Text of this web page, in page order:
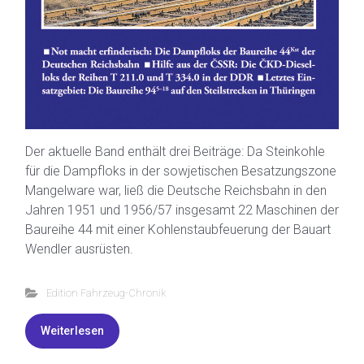
Der aktuelle Band enthält drei Beiträge: Da Steinkohle
für die Dampfloks in der sowjetischen Besatzungszone
Mangelware war, ließ die Deutsche Reichsbahn in den
Jahren 1951 und 1956/57 insgesamt 22 Maschinen der
Baureihe 44 mit einer Kohlenstaubfeuerung der Bauart
Wendler ausrüsten.
Edition Fahrzeug-Chronik
Weiterlesen